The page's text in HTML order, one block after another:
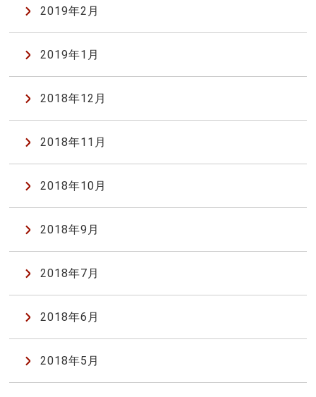
2019年2月
2019年1月
2018年12月
2018年11月
2018年10月
2018年9月
2018年7月
2018年6月
2018年5月